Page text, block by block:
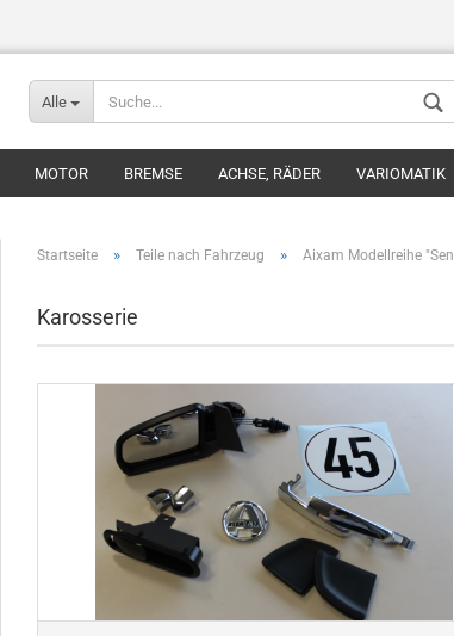
Alle
MOTOR BREMSE ACHSE, RÄDER VARIOMATIK
Startseite » Teile nach Fahrzeug » Aixam Modellreihe
Karosserie